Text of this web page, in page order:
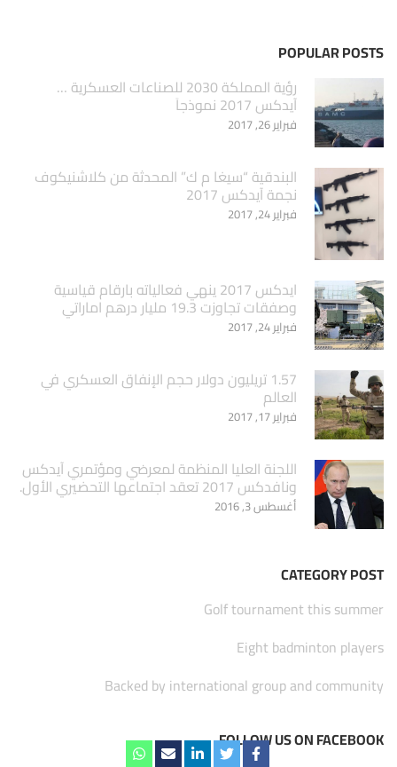
POPULAR POSTS
‏رؤية المملكة 2030 للصناعات العسكرية …
آيدكس 2017 نموذجاَ
فبراير 26, 2017
البندقية “سيغا م ك” المحدثة من كلاشنيكوف
نجمة آيدكس 2017
فبراير 24, 2017
ايدكس 2017 ينهي فعالياته بارقام قياسية
وصفقات تجاوزت 19.3 مليار درهم اماراتي
فبراير 24, 2017
1.57 تريليون دولار حجم الإنفاق العسكري في
العالم
فبراير 17, 2017
اللجنة العليا المنظمة لمعرضي ومؤتمري آيدكس
ونافدكس 2017 تعقد اجتماعها التحضيري الأول.
أغسطس 3, 2016
CATEGORY POST
Golf tournament this summer
Eight badminton players
Backed by international group and community
FOLLOW US ON FACEBOOK